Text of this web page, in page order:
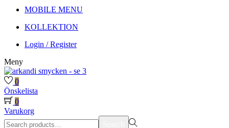
MOBILE MENU
KOLLEKTION
Login / Register
Meny
0
Önskelista
0
Varukorg
Search